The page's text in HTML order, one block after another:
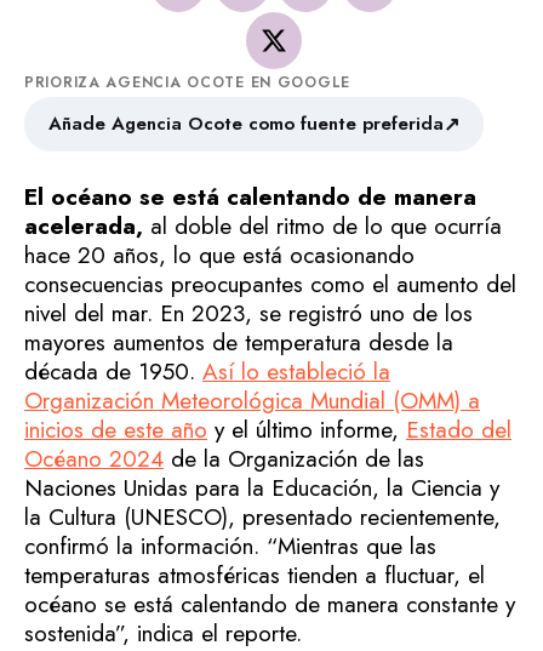
PRIORIZA AGENCIA OCOTE EN GOOGLE
Añade Agencia Ocote como fuente preferida↗
El océano se está calentando de manera
acelerada, al doble del ritmo de lo que ocurría
hace 20 años, lo que está ocasionando
consecuencias preocupantes como el aumento del
nivel del mar. En 2023, se registró uno de los
mayores aumentos de temperatura desde la
década de 1950. Así lo estableció la
Organización Meteorológica Mundial (OMM) a
inicios de este año y el último informe, Estado del
Océano 2024 de la Organización de las
Naciones Unidas para la Educación, la Ciencia y
la Cultura (UNESCO), presentado recientemente,
confirmó la información. “Mientras que las
temperaturas atmosféricas tienden a fluctuar, el
océano se está calentando de manera constante y
sostenida”, indica el reporte.